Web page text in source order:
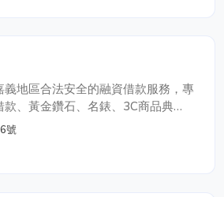
地區合法安全的融資借款服務，專
、黃金鑽石、名錶、3C商品典
、保密安心。嘉義急需資金週轉找
號